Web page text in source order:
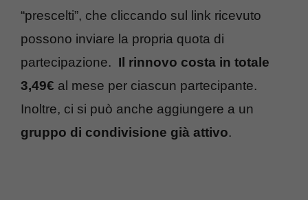
“prescelti”, che cliccando sul link ricevuto
possono inviare la propria quota di
partecipazione. Il rinnovo costa in totale
3,49€ al mese per ciascun partecipante.
Inoltre, ci si può anche aggiungere a un
gruppo di condivisione già attivo.